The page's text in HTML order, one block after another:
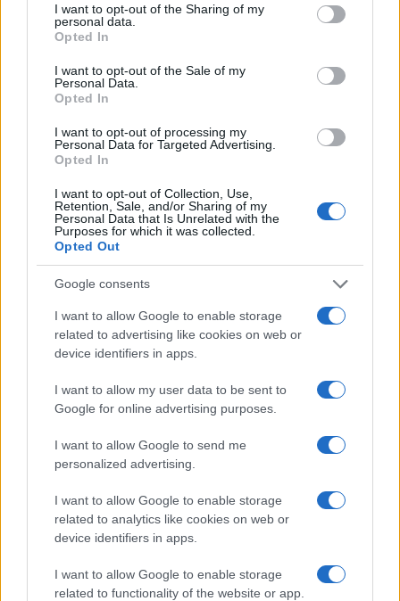
not limited to your visit or usage behaviour. You may click to
grant or deny consent to Google and its third-party tags to
use your data for below specified purposes in below Google
consent section.
I want to opt-out of the Sharing of my
personal data.
Opted In
I want to opt-out of the Sale of my
Personal Data.
Opted In
I want to opt-out of processing my
Personal Data for Targeted Advertising.
Opted In
I want to opt-out of Collection, Use,
Retention, Sale, and/or Sharing of my
Personal Data that Is Unrelated with the
Purposes for which it was collected.
Opted Out
Google consents
I want to allow Google to enable storage
related to advertising like cookies on web or
device identifiers in apps.
I want to allow my user data to be sent to
Google for online advertising purposes.
I want to allow Google to send me
personalized advertising.
I want to allow Google to enable storage
related to analytics like cookies on web or
device identifiers in apps.
I want to allow Google to enable storage
related to functionality of the website or app.